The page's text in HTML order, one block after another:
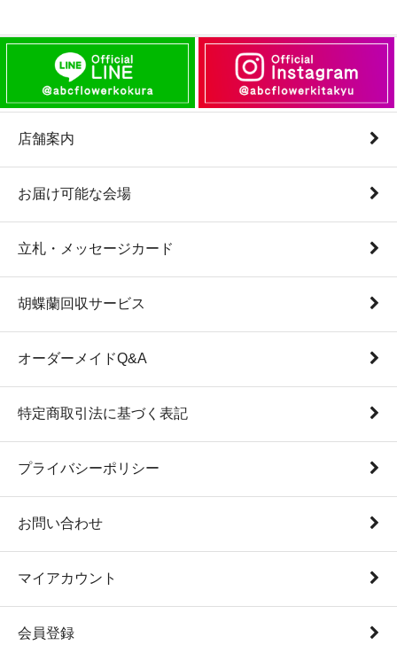
店舗案内
お届け可能な会場
立札・メッセージカード
胡蝶蘭回収サービス
オーダーメイドQ&A
特定商取引法に基づく表記
プライバシーポリシー
お問い合わせ
マイアカウント
会員登録